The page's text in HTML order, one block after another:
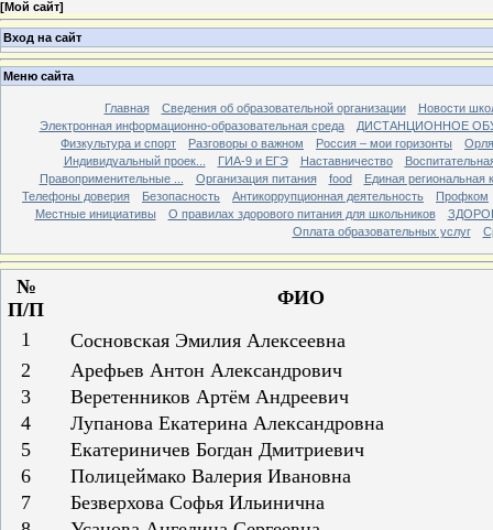
[Мой сайт]
Вход на сайт
Меню сайта
Главная Сведения об образовательной организации
Новости
Электронная информационно-образовательная среда
ДИСТАНЦИОННОЕ
Физкультура и спорт
Разговоры о важном Россия – мои горизонты
Индивидуальный проек...
ГИА-9 и ЕГЭ Наставничество
Правоприменительные ...
Организация питания food
Единая региональная
Телефоны доверия
Безопасность Антикоррупционная деятельность
Профком
Местные инициативы
О правилах здорового питания для школьников
Оплата образовательных услуг
№
П/П
ФИО
1
Сосновская Эмилия Алексеевна
2
Арефьев Антон Александрович
3
Веретенников Артём Андреевич
4
Лупанова Екатерина Александровна
5
Екатериничев Богдан Дмитриевич
6
Полицеймако Валерия Ивановна
7
Безверхова Софья Ильинична